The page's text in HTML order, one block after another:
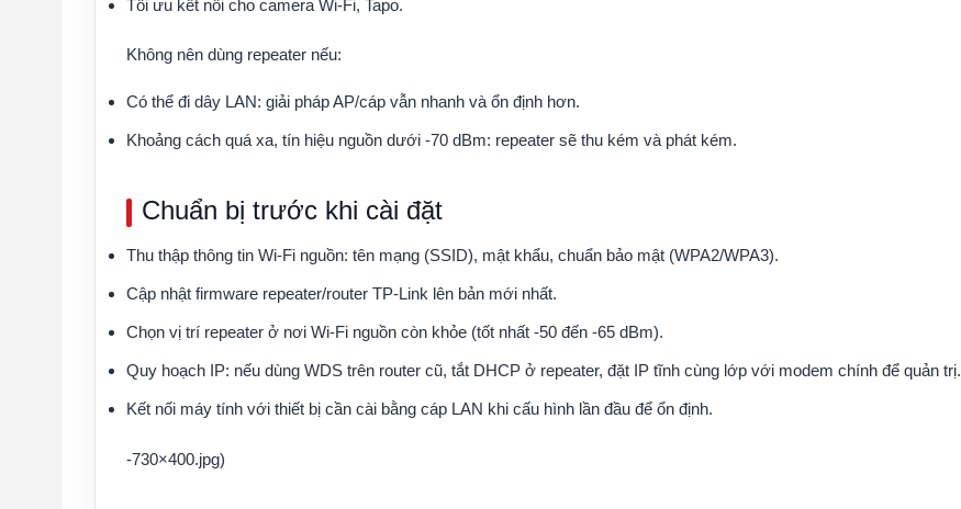
Tối ưu kết nối cho camera Wi-Fi, Tapo.
Không nên dùng repeater nếu:
Có thể đi dây LAN: giải pháp AP/cáp vẫn nhanh và ổn định hơn.
Khoảng cách quá xa, tín hiệu nguồn dưới -70 dBm: repeater sẽ thu kém và phát kém.
Chuẩn bị trước khi cài đặt
Thu thập thông tin Wi-Fi nguồn: tên mạng (SSID), mật khẩu, chuẩn bảo mật (WPA2/WPA3).
Cập nhật firmware repeater/router TP-Link lên bản mới nhất.
Chọn vị trí repeater ở nơi Wi-Fi nguồn còn khỏe (tốt nhất -50 đến -65 dBm).
Quy hoạch IP: nếu dùng WDS trên router cũ, tắt DHCP ở repeater, đặt IP tĩnh cùng lớp với modem chính để quản trị.
Kết nối máy tính với thiết bị cần cài bằng cáp LAN khi cấu hình lần đầu để ổn định.
-730×400.jpg)